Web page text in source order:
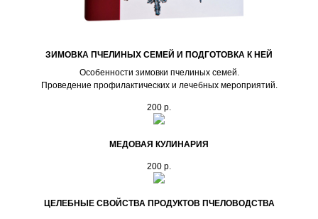
ЗИМОВКА ПЧЕЛИНЫХ СЕМЕЙ И ПОДГОТОВКА К НЕЙ
Особенности зимовки пчелиных семей.
Проведение профилактических и лечебных мероприятий.
200 р.
МЕДОВАЯ КУЛИНАРИЯ
200 р.
ЦЕЛЕБНЫЕ СВОЙСТВА ПРОДУКТОВ ПЧЕЛОВОДСТВА